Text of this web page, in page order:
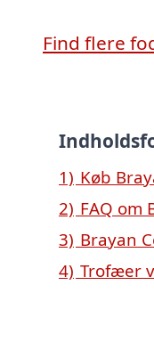
Find flere
1) Køb
2) FAQ om
3) Brayan
4) Trofæer